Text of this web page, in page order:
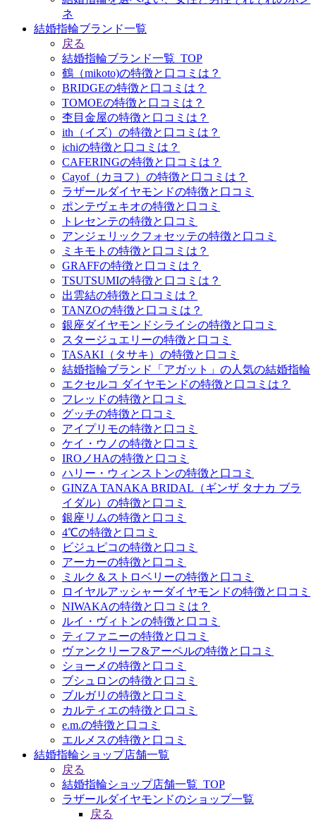
ネ
結婚指輪ブランド一覧
戻る
結婚指輪ブランド一覧_TOP
鶴（mikoto)の特徴と口コミは？
BRIDGEの特徴と口コミは？
TOMOEの特徴と口コミは？
杢目金屋の特徴と口コミは？
ith（イズ）の特徴と口コミは？
ichiの特徴と口コミは？
CAFERINGの特徴と口コミは？
Cayof（カヨフ）の特徴と口コミは？
ラザールダイヤモンドの特徴と口コミ
ポンテヴェキオの特徴と口コミ
トレセンテの特徴と口コミ
アンジェリックフォセッテの特徴と口コミ
ミキモトの特徴と口コミは？
GRAFFの特徴と口コミは？
TSUTSUMIの特徴と口コミは？
出雲結の特徴と口コミは？
TANZOの特徴と口コミは？
銀座ダイヤモンドシライシの特徴と口コミ
スタージュエリーの特徴と口コミ
TASAKI（タサキ）の特徴と口コミ
結婚指輪ブランド「アガット」の人気の結婚指輪
エクセルコ ダイヤモンドの特徴と口コミは？
フレッドの特徴と口コミ
グッチの特徴と口コミ
アイプリモの特徴と口コミ
ケイ・ウノの特徴と口コミ
IROノHAの特徴と口コミ
ハリー・ウィンストンの特徴と口コミ
GINZA TANAKA BRIDAL（ギンザ タナカ ブラ
イダル）の特徴と口コミ
銀座リムの特徴と口コミ
4℃の特徴と口コミ
ビジュピコの特徴と口コミ
アーカーの特徴と口コミ
ミルク＆ストロベリーの特徴と口コミ
ロイヤルアッシャーダイヤモンドの特徴と口コミ
NIWAKAの特徴と口コミは？
ルイ・ヴィトンの特徴と口コミ
ティファニーの特徴と口コミ
ヴァンクリーフ&アーペルの特徴と口コミ
ショーメの特徴と口コミ
ブシュロンの特徴と口コミ
ブルガリの特徴と口コミ
カルティエの特徴と口コミ
e.m.の特徴と口コミ
エルメスの特徴と口コミ
結婚指輪ショップ店舗一覧
戻る
結婚指輪ショップ店舗一覧_TOP
ラザールダイヤモンドのショップ一覧
戻る